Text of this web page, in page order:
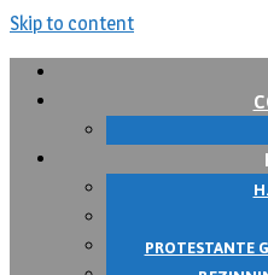
Skip to content
PROTESTANTE